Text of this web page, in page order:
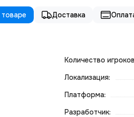
Доставка
Количество
Локализация:
Платформа:
Разработчик: